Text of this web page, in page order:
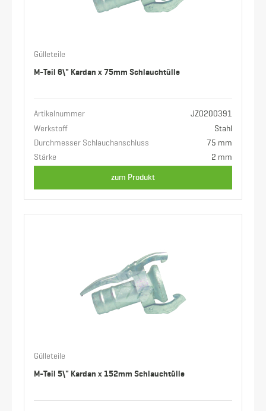
Gülleteile
M-Teil 6\" Kardan x 75mm Schlauchtülle
Artikelnummer
JZ0200391
Werkstoff
Stahl
Durchmesser Schlauchanschluss
75 mm
Stärke
2 mm
zum Produkt
Gülleteile
M-Teil 5\" Kardan x 152mm Schlauchtülle